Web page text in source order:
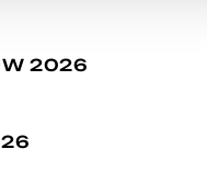
2026